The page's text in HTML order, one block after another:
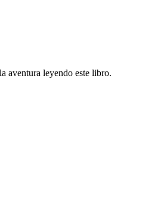
aventura leyendo este libro.